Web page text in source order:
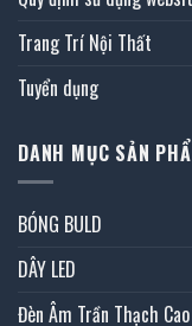
Trang Trí Nội Thất
Tuyển dụng
DANH MỤC SẢN
BÓNG BULD
DÂY LED
Đèn Âm Trần Thạch Cao